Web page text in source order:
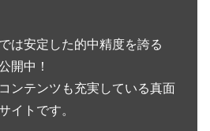
では安定した的中精度を誇る
開中！
ンテンツも充実している真面
イトです。